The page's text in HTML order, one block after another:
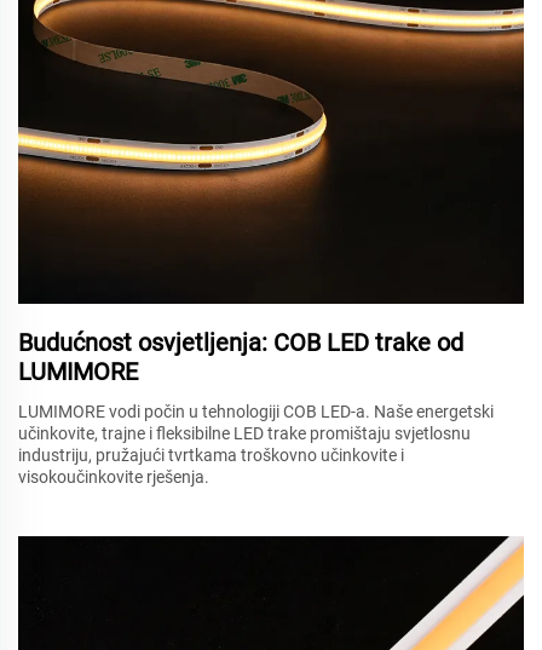
Budućnost osvjetljenja: COB LED trake od
LUMIMORE
LUMIMORE vodi počin u tehnologiji COB LED-a. Naše energetski
učinkovite, trajne i fleksibilne LED trake promištaju svjetlosnu
industriju, pružajući tvrtkama troškovno učinkovite i
visokoučinkovite rješenja.